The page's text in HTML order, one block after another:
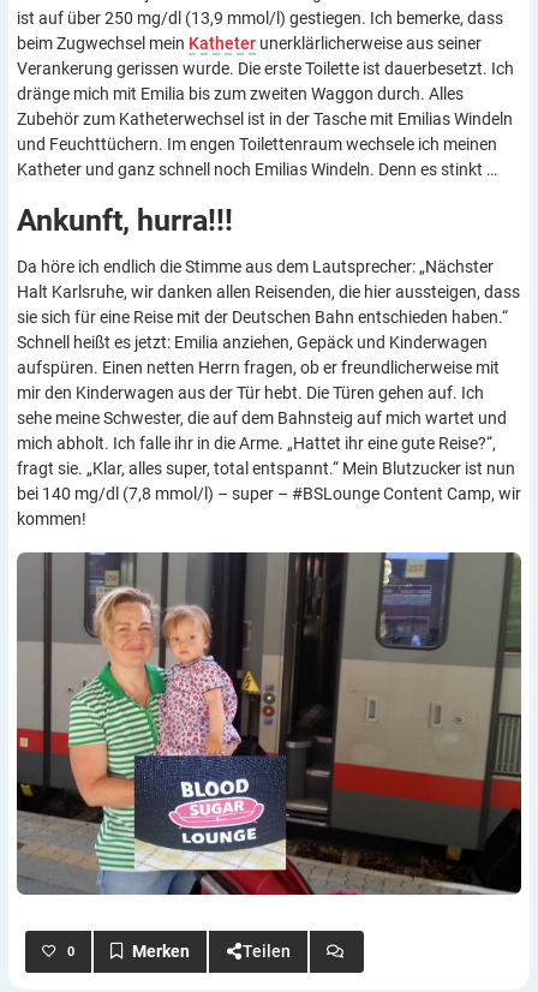
ist auf über 250 mg/dl (13,9 mmol/l) gestiegen. Ich bemerke, dass
beim Zugwechsel mein Katheter unerklärlicherweise aus seiner
Verankerung gerissen wurde. Die erste Toilette ist dauerbesetzt. Ich
dränge mich mit Emilia bis zum zweiten Waggon durch. Alles
Zubehör zum Katheterwechsel ist in der Tasche mit Emilias Windeln
und Feuchttüchern. Im engen Toilettenraum wechsele ich meinen
Katheter und ganz schnell noch Emilias Windeln. Denn es stinkt …
Ankunft, hurra!!!
Da höre ich endlich die Stimme aus dem Lautsprecher: „Nächster
Halt Karlsruhe, wir danken allen Reisenden, die hier aussteigen, dass
sie sich für eine Reise mit der Deutschen Bahn entschieden haben.“
Schnell heißt es jetzt: Emilia anziehen, Gepäck und Kinderwagen
aufspüren. Einen netten Herrn fragen, ob er freundlicherweise mit
mir den Kinderwagen aus der Tür hebt. Die Türen gehen auf. Ich
sehe meine Schwester, die auf dem Bahnsteig auf mich wartet und
mich abholt. Ich falle ihr in die Arme. „Hattet ihr eine gute Reise?“,
fragt sie. „Klar, alles super, total entspannt.“ Mein Blutzucker ist nun
bei 140 mg/dl (7,8 mmol/l) – super – #BSLounge Content Camp, wir
kommen!
0 Teilen